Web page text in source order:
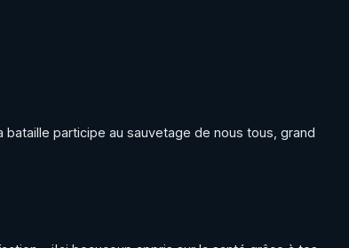
participe au sauvetage de nous tous, grand